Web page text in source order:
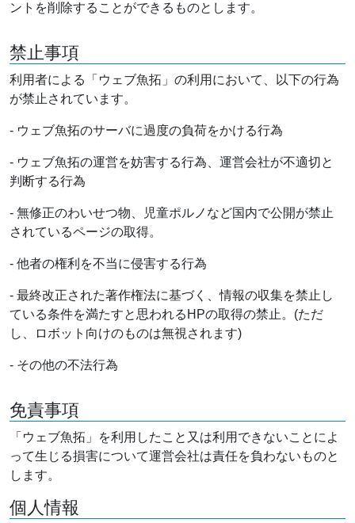
ントを削除することができるものとします。
禁止事項
利用者による「ウェブ魚拓」の利用において、以下の行為
が禁止されています。
- ウェブ魚拓のサーバに過度の負荷をかける行為
- ウェブ魚拓の運営を妨害する行為、運営会社が不適切と
判断する行為
- 無修正のわいせつ物、児童ポルノなど国内で公開が禁止
されているページの取得。
- 他者の権利を不当に侵害する行為
- 最終改正された著作権法に基づく、情報の収集を禁止し
ている条件を満たすと思われるHPの取得の禁止。(ただ
し、ロボット向けのものは無視されます)
- その他の不法行為
免責事項
「ウェブ魚拓」を利用したこと又は利用できないことによ
って生じる損害について運営会社は責任を負わないものと
します。
個人情報